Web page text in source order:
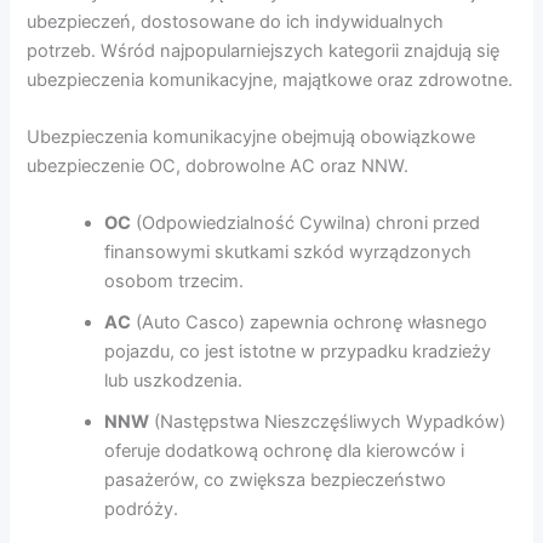
ubezpieczeń, dostosowane do ich indywidualnych
potrzeb. Wśród najpopularniejszych kategorii znajdują się
ubezpieczenia komunikacyjne, majątkowe oraz zdrowotne.
Ubezpieczenia komunikacyjne obejmują obowiązkowe
ubezpieczenie OC, dobrowolne AC oraz NNW.
OC (Odpowiedzialność Cywilna) chroni przed
finansowymi skutkami szkód wyrządzonych
osobom trzecim.
AC (Auto Casco) zapewnia ochronę własnego
pojazdu, co jest istotne w przypadku kradzieży
lub uszkodzenia.
NNW (Następstwa Nieszczęśliwych Wypadków)
oferuje dodatkową ochronę dla kierowców i
pasażerów, co zwiększa bezpieczeństwo
podróży.